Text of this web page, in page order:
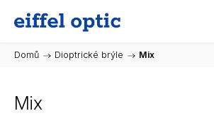
Domů / Dioptrické brýle / Mix
Mix